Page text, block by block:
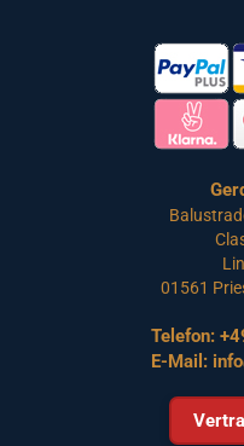
01561
Telefon:
E-Mail: